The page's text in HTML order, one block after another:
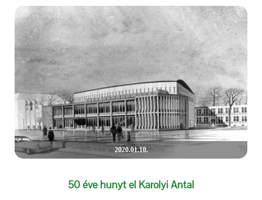
2020.01.10.
50 éve hunyt el Károlyi Antal